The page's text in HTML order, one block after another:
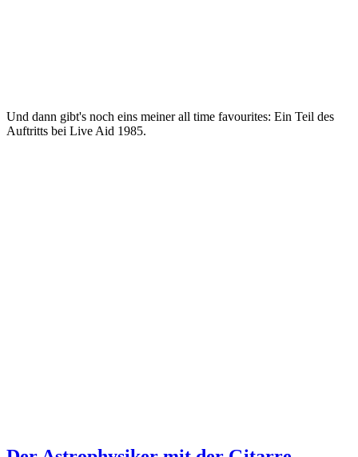
Und dann gibt's noch eins meiner all time favourites: Ein Teil des
Auftritts bei Live Aid 1985.